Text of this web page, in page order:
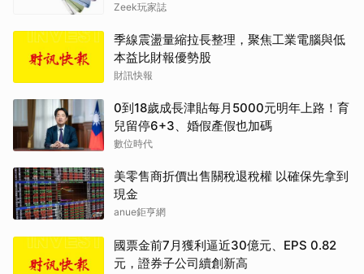
Zeek玩家誌
季線震盪量縮拉長整理，聚焦工業電腦與低
本益比財報優勢股
財訊快報
0到18歲成長津貼每月5000元明年上路！育
兒留停6+3、婚假產假也加碼
數位時代
美零售商折價出售關稅退稅權 以確保先拿到
現金
anue鉅亨網
國票金前7月獲利逼近30億元、EPS 0.82
元，證券子公司續創新高